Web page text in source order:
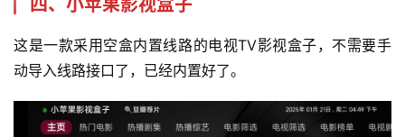
四、小苹果影视盒子
这是一款采用空盒内置线路的电视TV影视盒子，不需要手
动导入线路接口了，已经内置好了。